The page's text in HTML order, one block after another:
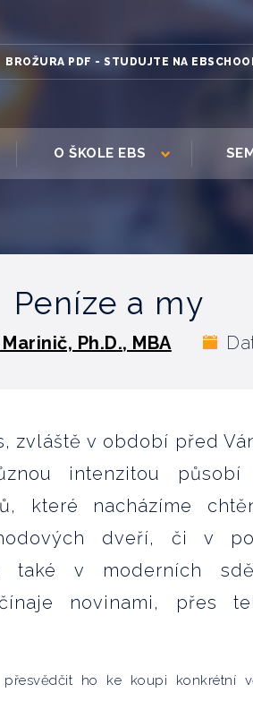
BROŽURA PDF - STUDUJTE NA
O ŠKOLE EBS
Peníze a my
Ph.D., MBA
zvláště v období před
intenzitou působí
které nacházíme
dveří, či v
také v moderních
novinami, přes
ho ke koupi konkrétní